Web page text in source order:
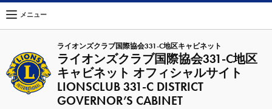
ライオンズクラブ国際協会331-C地区キャビネット
ライオンズクラブ国際協会331-C地区
キャビネット オフィシャルサイト
LIONSCLUB 331-C DISTRICT
GOVERNOR’S CABINET
メニュー